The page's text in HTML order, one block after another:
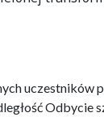
uczestników
Odbycie